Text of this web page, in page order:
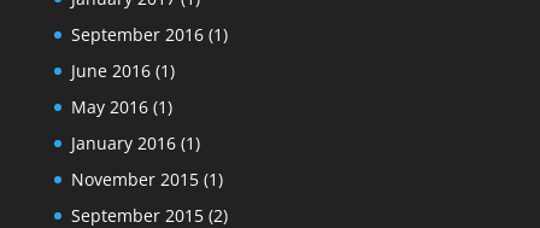
September 2016(1)
June 2016(1)
May 2016(1)
January 2016(1)
November 2015(1)
September 2015(2)